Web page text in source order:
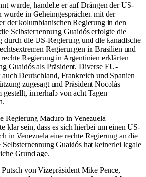
wurde, handelte er auf Drängen der US-
wurde in Geheimgesprächen mit der
der kolumbianischen Regierung in den
Selbsternennung Guaidós erfolgte die
durch die US-Regierung und die kanadische
Regierungen in Brasilien und
Regierung in Argentinien erklärten
Guaidós als Präsident. Diverse EU-
Deutschland, Frankreich und Spanien
zugesagt und Präsident Nocolás
innerhalb von acht Tagen
Regierung Maduro in Venezuela
klar sein, dass es sich hierbei um einen US-
in Venezuela eine rechte Regierung an die
Guaidós hat keinerlei legale
Grundlage.
von Vizepräsident Mike Pence,